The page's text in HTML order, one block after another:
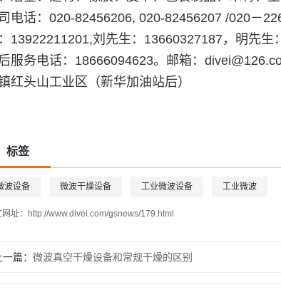
电话：020-82456206, 020-82456207 /020－
13922211201,刘先生：13660327187，明先生
服务电话：18666094623。邮箱：
红头山工业区（新华加油站后）
标签
波设备 微波干燥设备 工业微波设备 工业微波
网址：http://www.divei.com/gsnews/179.html
一篇 微波真空干燥设备和常规干燥的区别